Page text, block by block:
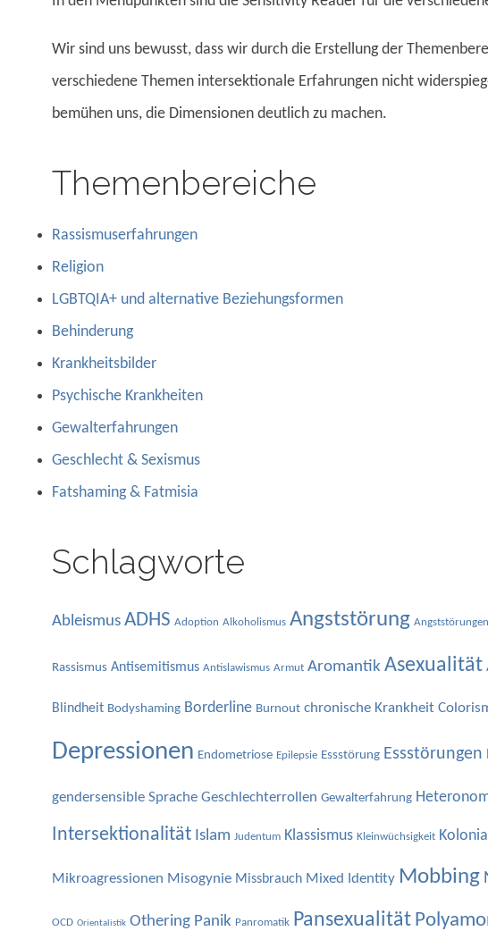
Wir sind uns bewusst, dass wir durch die Erstellung der
verschiedene Themen intersektionale Erfahrungen nicht
bemühen uns, die Dimensionen deutlich zu machen.
Themenbereiche
Rassismuserfahrungen
Religion
LGBTQIA+ und alternative Beziehungsformen
Behinderung
Krankheitsbilder
Psychische Krankheiten
Gewalterfahrungen
Geschlecht & Sexismus
Fatshaming & Fatmisia
Schlagworte
Ableismus ADHS Adoption Alkoholismus Angststörung Angststörungen
Rassismus Antisemitismus Antislawismus Armut Aromantik Asexualität
Blindheit Bodyshaming Borderline Burnout chronische Krankheit
Depressionen Endometriose Epilepsie Essstörung Essstörungen
gendersensible Sprache Geschlechterrollen Gewalterfahrung
Intersektionalität Islam Judentum Klassismus Kleinwüchsigkeit
Mikroagressionen Misogynie Missbrauch Mixed Identity Mobbing
OCD Orientalistik Othering Panik Panromatik Pansexualität